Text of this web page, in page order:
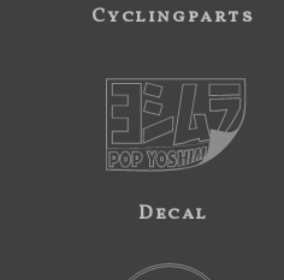
Cyclingparts
Decal